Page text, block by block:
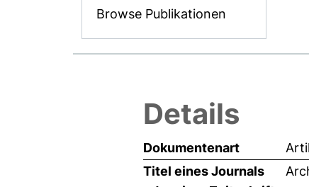
Browse Publikationen
Details
Dokumentenart
Titel eines Journals